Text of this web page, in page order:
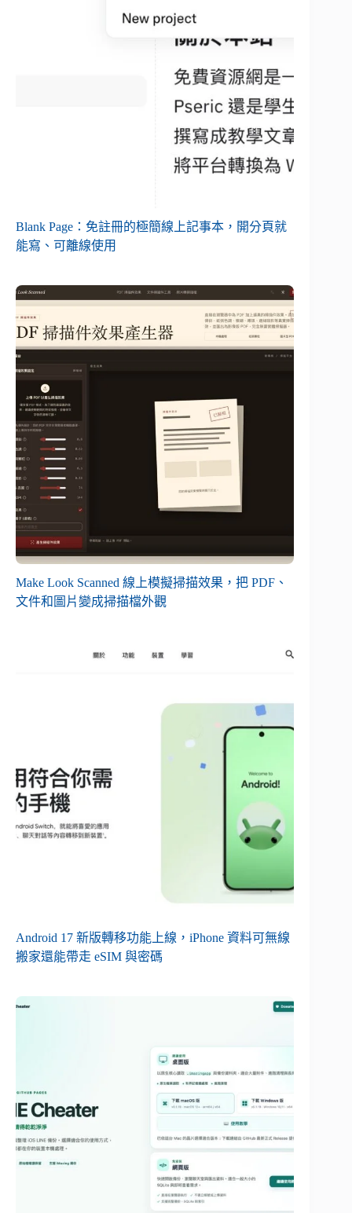
Blank Page：免註冊的極簡線上記事本，開分頁就
能寫、可離線使用
Make Look Scanned 線上模擬掃描效果，把 PDF、
文件和圖片變成掃描檔外觀
Android 17 新版轉移功能上線，iPhone 資料可無線
搬家還能帶走 eSIM 與密碼